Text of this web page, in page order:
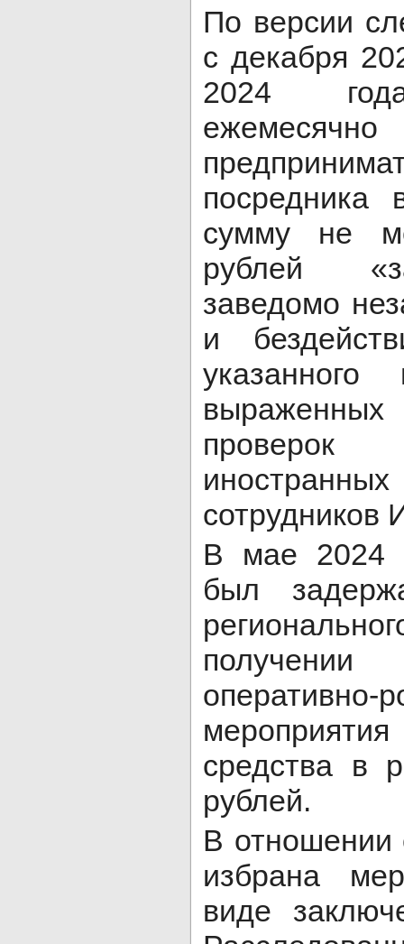
По версии
с декабря
2024
посредника
сумму не
рублей
заведомо
и
указанного
сотрудников
В мае 2024
был
оперативно-
средства в
рублей.
В
избрана
виде